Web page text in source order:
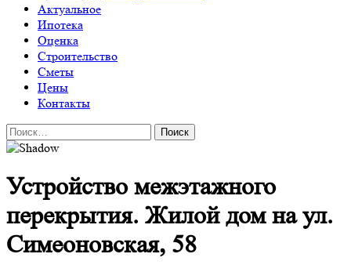
недвижимости в Твери
Актуальное
Ипотека
Оценка
Строительство
Сметы
Цены
Контакты
Найти:
Устройство межэтажного
перекрытия. Жилой дом на ул.
Симеоновская, 58